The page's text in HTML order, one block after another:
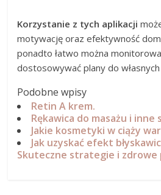
Korzystanie z tych aplikacji
motywację oraz efektywność
ponadto łatwo można
dostosowywać plany do
Podobne wpisy
Retin A krem.
Rękawica do masażu i
Jakie kosmetyki w ciąży
Jak uzyskać efekt
Skuteczne strategie i zdrowe